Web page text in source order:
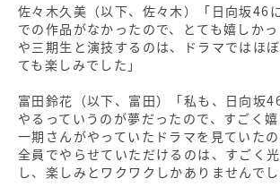
佐々木久美（以下、佐々木）「日向坂46
での作品がなかったので、とても嬉しか
や三期生と演技するのは、ドラマではほ
ても楽しみでした」
富田鈴花（以下、富田）「私も、日向坂
やるっていうのが夢だったので、すごく嬉
一期さんがやっていたドラマを見ていた
全員でやらせていただけるのは、すごく
し、楽しみとワクワクしかありませんでし